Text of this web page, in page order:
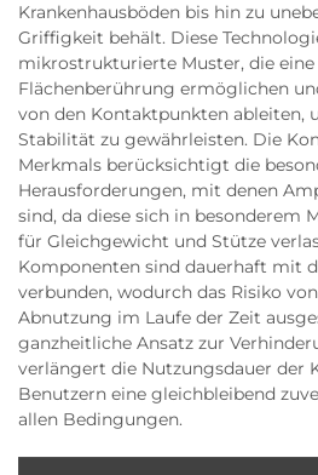
Krankenhausböden bis hin zu
Griffigkeit behält. Diese
mikrostrukturierte Muster, die
Flächenberührung ermöglichen
von den Kontaktpunkten ableiten,
Stabilität zu gewährleisten. Die
Merkmals berücksichtigt die
Herausforderungen, mit denen
sind, da diese sich in besonderem
für Gleichgewicht und Stütze
Komponenten sind dauerhaft mit
verbunden, wodurch das Risiko
Abnutzung im Laufe der Zeit
ganzheitliche Ansatz zur
verlängert die Nutzungsdauer der
Benutzern eine gleichbleibend
allen Bedingungen.